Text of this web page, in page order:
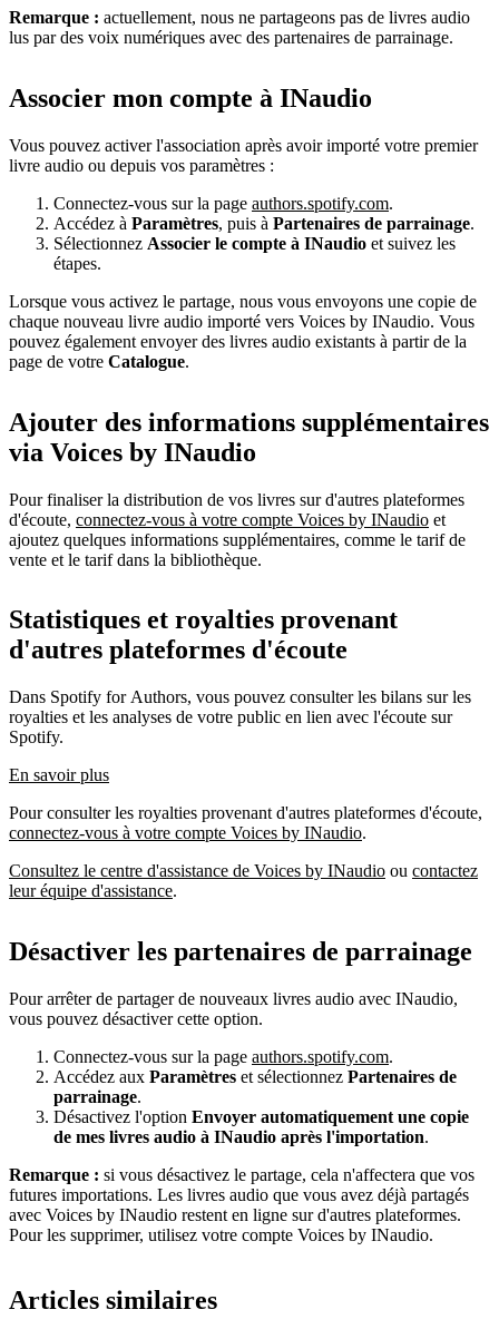
Remarque : actuellement, nous ne partageons pas de livres audio
lus par des voix numériques avec des partenaires de parrainage.
Associer mon compte à INaudio
Vous pouvez activer l'association après avoir importé votre premier
livre audio ou depuis vos paramètres :
Connectez-vous sur la page authors.spotify.com.
Accédez à Paramètres, puis à Partenaires de parrainage.
Sélectionnez Associer le compte à INaudio et suivez les
étapes.
Lorsque vous activez le partage, nous vous envoyons une copie de
chaque nouveau livre audio importé vers Voices by INaudio. Vous
pouvez également envoyer des livres audio existants à partir de la
page de votre Catalogue.
Ajouter des informations supplémentaires
via Voices by INaudio
Pour finaliser la distribution de vos livres sur d'autres plateformes
d'écoute, connectez-vous à votre compte Voices by INaudio et
ajoutez quelques informations supplémentaires, comme le tarif de
vente et le tarif dans la bibliothèque.
Statistiques et royalties provenant
d'autres plateformes d'écoute
Dans Spotify for Authors, vous pouvez consulter les bilans sur les
royalties et les analyses de votre public en lien avec l'écoute sur
Spotify.
En savoir plus
Pour consulter les royalties provenant d'autres plateformes d'écoute,
connectez-vous à votre compte Voices by INaudio.
Consultez le centre d'assistance de Voices by INaudio ou contactez
leur équipe d'assistance.
Désactiver les partenaires de parrainage
Pour arrêter de partager de nouveaux livres audio avec INaudio,
vous pouvez désactiver cette option.
Connectez-vous sur la page authors.spotify.com.
Accédez aux Paramètres et sélectionnez Partenaires de
parrainage.
Désactivez l'option Envoyer automatiquement une copie
de mes livres audio à INaudio après l'importation.
Remarque : si vous désactivez le partage, cela n'affectera que vos
futures importations. Les livres audio que vous avez déjà partagés
avec Voices by INaudio restent en ligne sur d'autres plateformes.
Pour les supprimer, utilisez votre compte Voices by INaudio.
Articles similaires